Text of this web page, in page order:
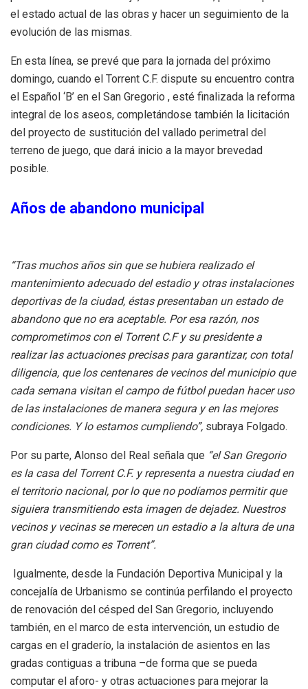
el estado actual de las obras y hacer un seguimiento de la
evolución de las mismas.
En esta línea, se prevé que para la jornada del próximo
domingo, cuando el Torrent C.F. dispute su encuentro contra
el Español ‘B’ en el San Gregorio , esté finalizada la reforma
integral de los aseos, completándose también la licitación
del proyecto de sustitución del vallado perimetral del
terreno de juego, que dará inicio a la mayor brevedad
posible.
Años de abandono municipal
“Tras muchos años sin que se hubiera realizado el
mantenimiento adecuado del estadio y otras instalaciones
deportivas de la ciudad, éstas presentaban un estado de
abandono que no era aceptable. Por esa razón, nos
comprometimos con el Torrent C.F y su presidente a
realizar las actuaciones precisas para garantizar, con total
diligencia, que los centenares de vecinos del municipio que
cada semana visitan el campo de fútbol puedan hacer uso
de las instalaciones de manera segura y en las mejores
condiciones. Y lo estamos cumpliendo”, subraya Folgado.
Por su parte, Alonso del Real señala que “el San Gregorio
es la casa del Torrent C.F. y representa a nuestra ciudad en
el territorio nacional, por lo que no podíamos permitir que
siguiera transmitiendo esta imagen de dejadez. Nuestros
vecinos y vecinas se merecen un estadio a la altura de una
gran ciudad como es Torrent”.
Igualmente, desde la Fundación Deportiva Municipal y la
concejalía de Urbanismo se continúa perfilando el proyecto
de renovación del césped del San Gregorio, incluyendo
también, en el marco de esta intervención, un estudio de
cargas en el graderío, la instalación de asientos en las
gradas contiguas a tribuna –de forma que se pueda
computar el aforo- y otras actuaciones para mejorar la